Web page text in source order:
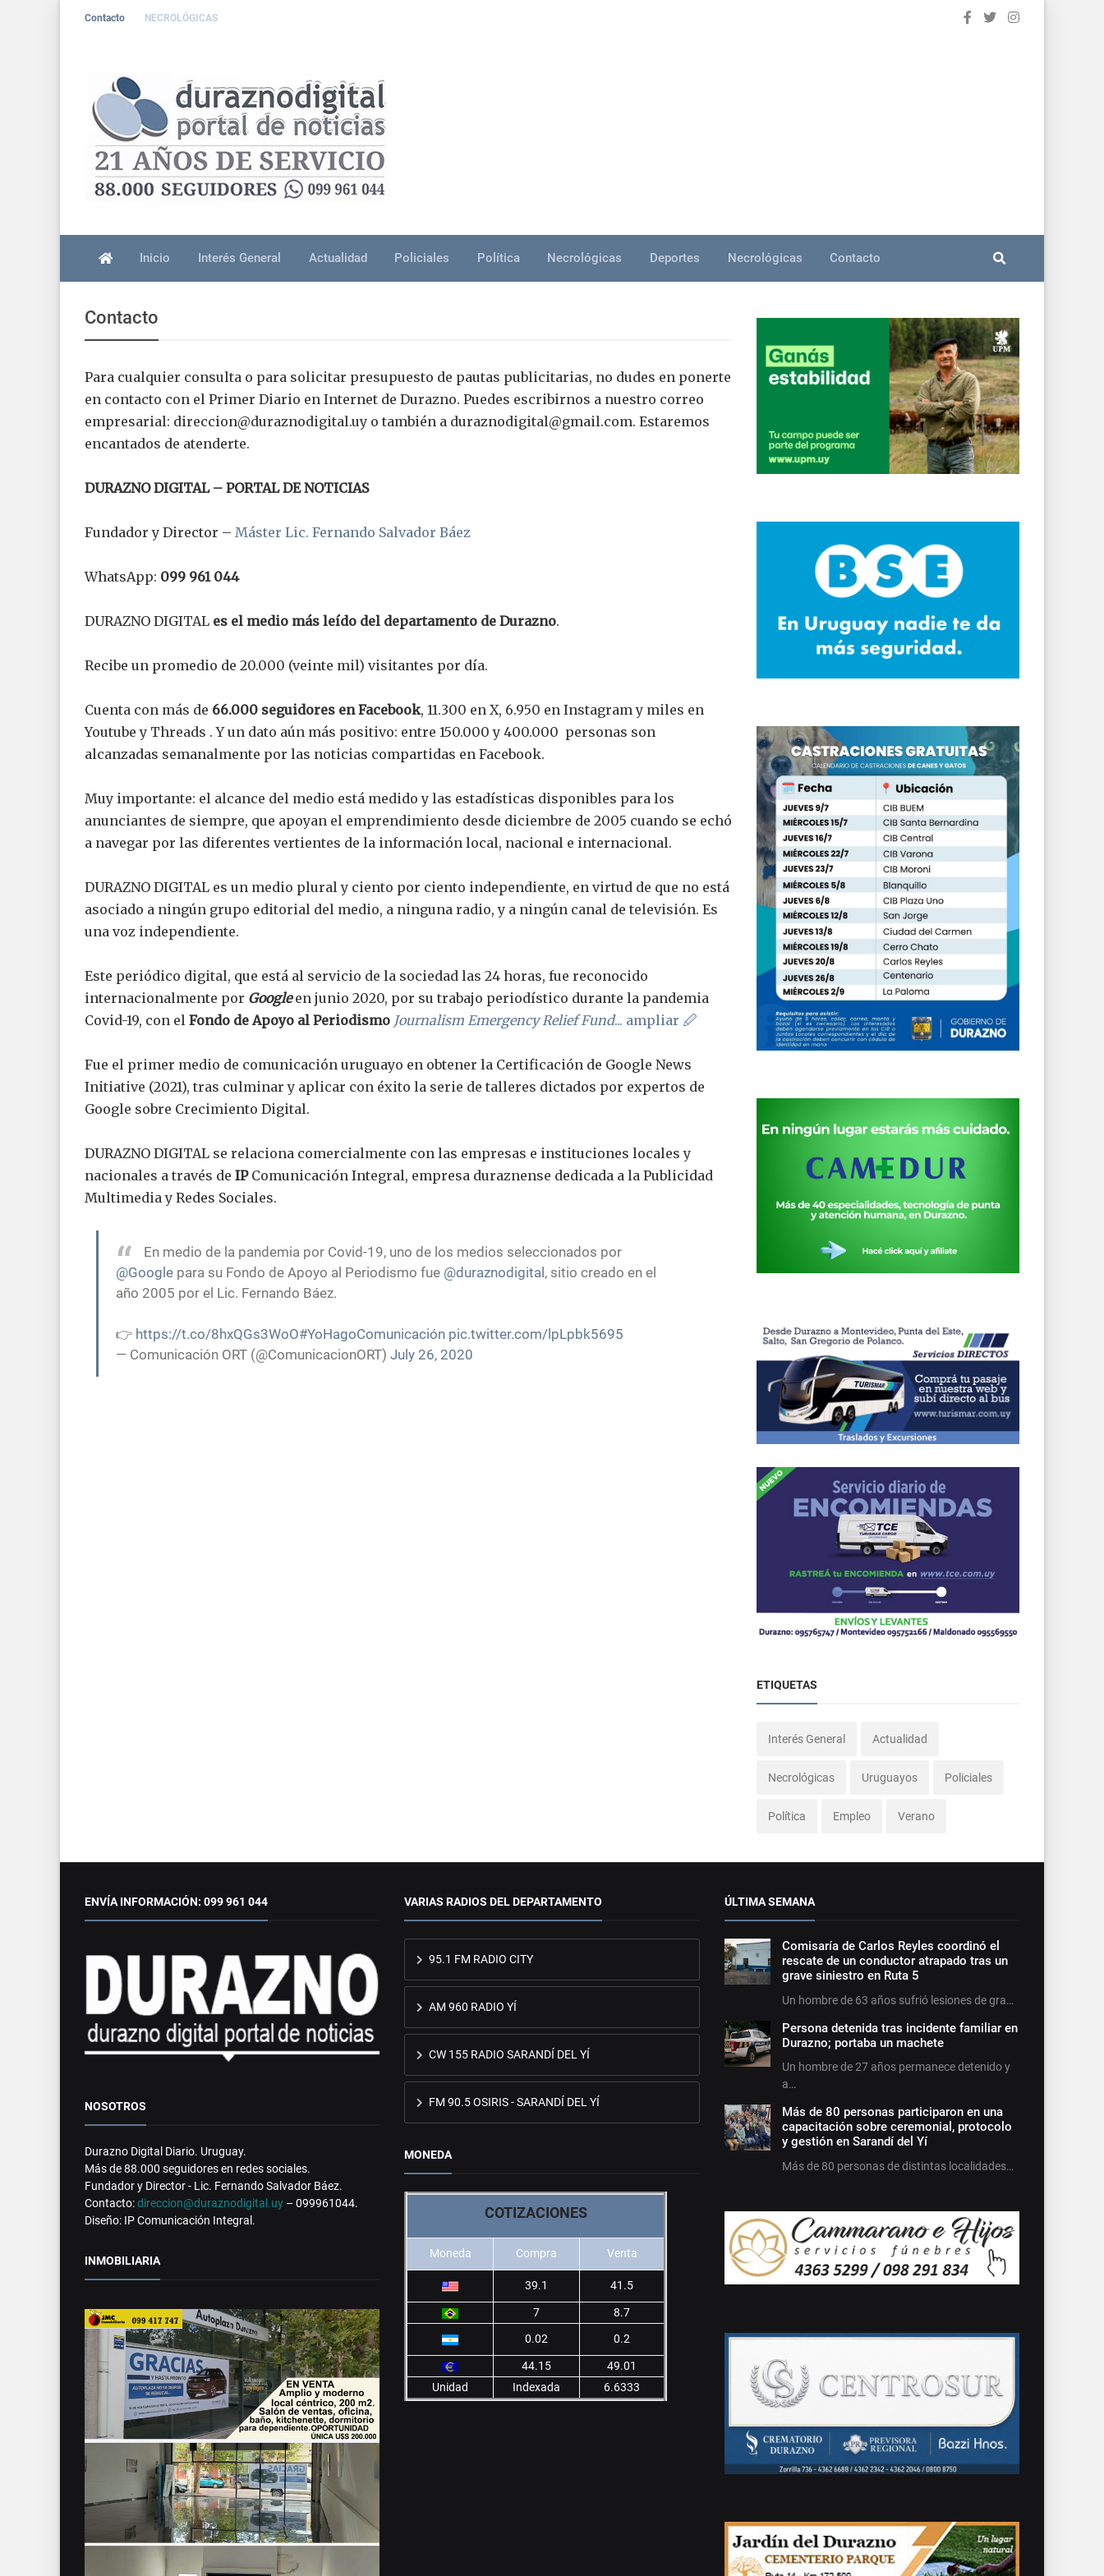
Contacto NECROLÓGICAS
Inicio Interés General Actualidad Policiales Política Necrológicas Deportes Necrológicas Contacto
Contacto
Para cualquier consulta o para solicitar presupuesto de pautas publicitarias, no dudes en ponerte
en contacto con el Primer Diario en Internet de Durazno. Puedes escribirnos a nuestro correo
empresarial: direccion@duraznodigital.uy o también a duraznodigital@gmail.com. Estaremos
encantados de atenderte.
DURAZNO DIGITAL – PORTAL DE NOTICIAS
Fundador y Director – Máster Lic. Fernando Salvador Báez
WhatsApp: 099 961 044
DURAZNO DIGITAL es el medio más leído del departamento de Durazno.
Recibe un promedio de 20.000 (veinte mil) visitantes por día.
Cuenta con más de 66.000 seguidores en Facebook, 11.300 en X, 6.950 en Instagram y miles en
Youtube y Threads . Y un dato aún más positivo: entre 150.000 y 400.000 personas son
alcanzadas semanalmente por las noticias compartidas en Facebook.
Muy importante: el alcance del medio está medido y las estadísticas disponibles para los
anunciantes de siempre, que apoyan el emprendimiento desde diciembre de 2005 cuando se echó
a navegar por las diferentes vertientes de la información local, nacional e internacional.
DURAZNO DIGITAL es un medio plural y ciento por ciento independiente, en virtud de que no está
asociado a ningún grupo editorial del medio, a ninguna radio, y a ningún canal de televisión. Es
una voz independiente.
Este periódico digital, que está al servicio de la sociedad las 24 horas, fue reconocido
internacionalmente por Googleen junio 2020, por su trabajo periodístico durante la pandemia
Covid-19, con el Fondo de Apoyo al Periodismo Journalism Emergency Relief Fund... ampliar 🖉
Fue el primer medio de comunicación uruguayo en obtener la Certificación de Google News
Initiative (2021), tras culminar y aplicar con éxito la serie de talleres dictados por expertos de
Google sobre Crecimiento Digital.
DURAZNO DIGITAL se relaciona comercialmente con las empresas e instituciones locales y
nacionales a través de IPComunicación Integral, empresa duraznense dedicada a la Publicidad
Multimedia y Redes Sociales.
En medio de la pandemia por Covid-19, uno de los medios seleccionados por
@Google para su Fondo de Apoyo al Periodismo fue @duraznodigital, sitio creado en el
año 2005 por el Lic. Fernando Báez.
👉 https://t.co/8hxQGs3WoO#YoHagoComunicación pic.twitter.com/lpLpbk5695
— Comunicación ORT (@ComunicacionORT) July 26, 2020
ETIQUETAS
Interés General Actualidad
Necrológicas Uruguayos Policiales
Política Empleo Verano
ENVÍA INFORMACIÓN: 099 961 044
NOSOTROS
Durazno Digital Diario. Uruguay.
Más de 88.000 seguidores en redes sociales.
Fundador y Director - Lic. Fernando Salvador Báez.
Contacto:direccion@duraznodigital.uy – 099961044.
Diseño: IP Comunicación Integral.
INMOBILIARIA
VARIAS RADIOS DEL DEPARTAMENTO
95.1 FM RADIO CITY
AM 960 RADIO YÍ
CW 155 RADIO SARANDÍ DEL YÍ
FM 90.5 OSIRIS - SARANDÍ DEL YÍ
MONEDA
COTIZACIONES
Moneda Compra Venta
39.1 41.5
7
8.7
0.02
0.2
44.15
49.01
Unidad
Indexada 6.6333
ÚLTIMA SEMANA
Comisaría de Carlos Reyles coordinó el
rescate de un conductor atrapado tras un
grave siniestro en Ruta 5
Un hombre de 63 años sufrió lesiones de gra…
Persona detenida tras incidente familiar en
Durazno; portaba un machete
Un hombre de 27 años permanece detenido y
a…
Más de 80 personas participaron en una
capacitación sobre ceremonial, protocolo
y gestión en Sarandí del Yí
Más de 80 personas de distintas localidades…